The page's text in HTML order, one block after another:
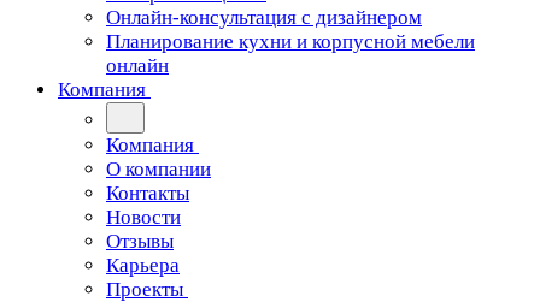
Онлайн-консультация с дизайнером
Планирование кухни и корпусной мебели
онлайн
Компания
Компания
О компании
Контакты
Новости
Отзывы
Карьера
Проекты